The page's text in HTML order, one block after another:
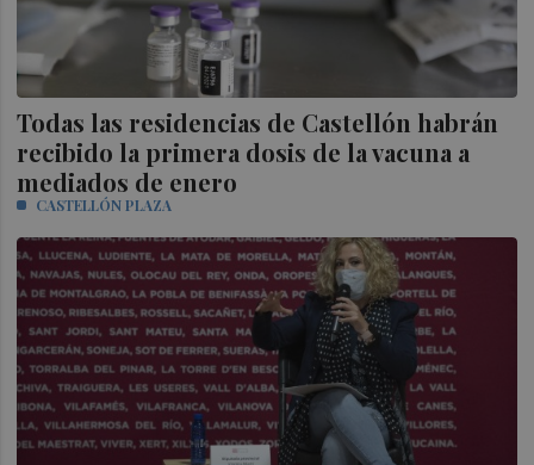
Todas las residencias de Castellón habrán
recibido la primera dosis de la vacuna a
mediados de enero
CASTELLÓN PLAZA